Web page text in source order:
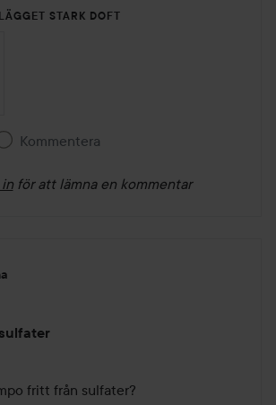
STARK DOFT
Kommentera
för att lämna en kommentar
skapades 4 år
fritt från sulfater?